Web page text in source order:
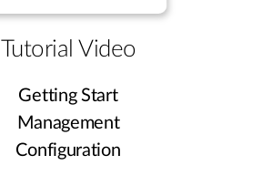
Tutorial Video
Getting Start
Management
Configuration